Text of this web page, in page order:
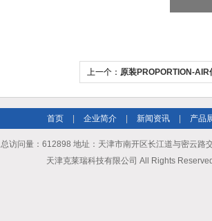
上一个： 原装PROPORTION-
首页 企业简介 新闻资讯 产品
总访问量：612898 地址：天津市南开区长江道与密云
天津克莱瑞科技有限公司 All Rights